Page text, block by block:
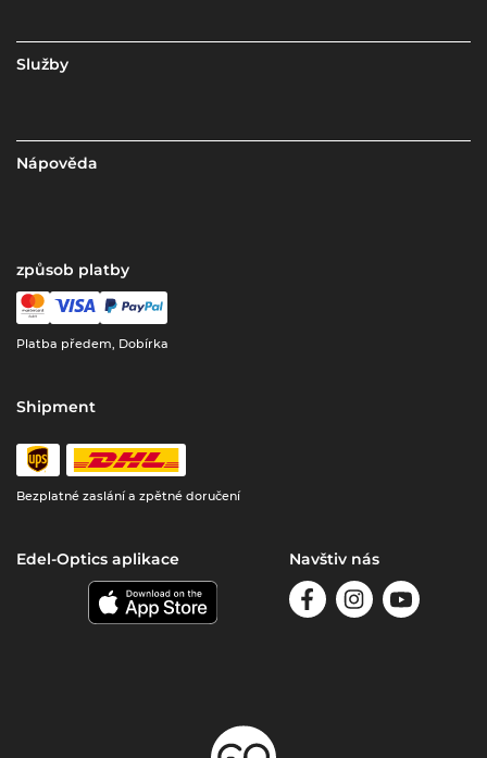
Služby
Nápověda
způsob platby
Platba předem, Dobírka
Shipment
Bezplatné zaslání a zpětné doručení
Edel-Optics aplikace Navštiv nás